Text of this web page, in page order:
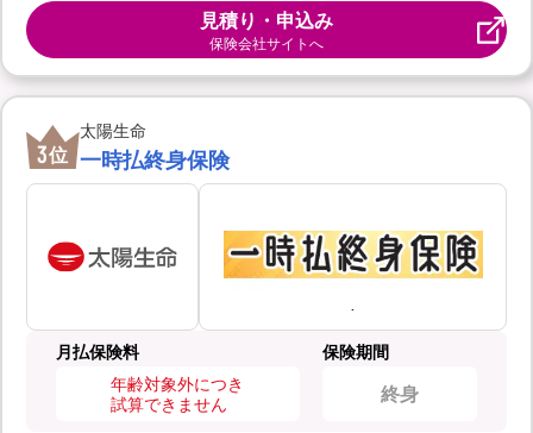
見積り・申込み
保険会社サイトへ
3位
太陽生命
一時払終身保険
月払保険料
年齢対象外につき
試算できません
保険期間
終身